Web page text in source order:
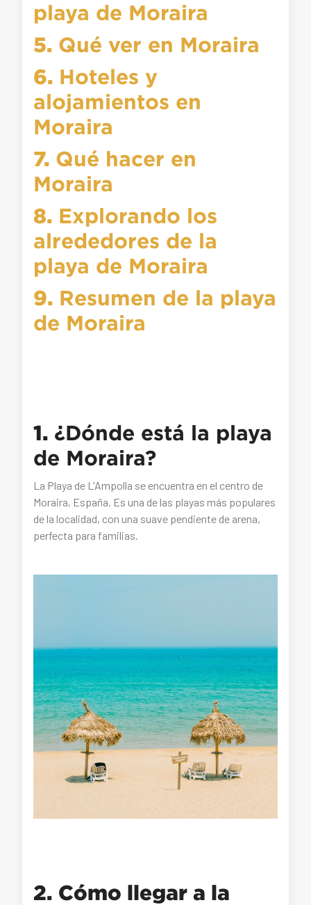
playa de Moraira
5. Qué ver en Moraira
6. Hoteles y
alojamientos en
Moraira
7. Qué hacer en
Moraira
8. Explorando los
alrededores de la
playa de Moraira
9. Resumen de la playa
de Moraira
1. ¿Dónde está la playa
de Moraira?
La Playa de L'Ampolla se encuentra en el centro de
Moraira, España. Es una de las playas más populares
de la localidad, con una suave pendiente de arena,
perfecta para familias.
2. Cómo llegar a la